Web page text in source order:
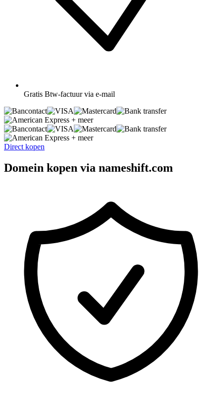
Gratis Btw-factuur via e-mail
+ meer
+ meer
Direct kopen
Domein kopen via nameshift.com